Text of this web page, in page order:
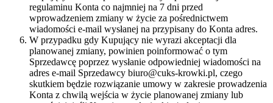
regulaminu Konta co najmniej na 7 dni przed
wprowadzeniem zmiany w życie za pośrednictwem
wiadomości e-mail wysłanej na przypisany do Konta adres.
W przypadku gdy Kupujący nie wyrazi akceptacji dla
planowanej zmiany, powinien poinformować o tym
Sprzedawcę poprzez wysłanie odpowiedniej wiadomości na
adres e-mail Sprzedawcy biuro@cuks-krowki.pl, czego
skutkiem będzie rozwiązanie umowy w zakresie prowadzenia
Konta z chwilą wejścia w życie planowanej zmiany lub